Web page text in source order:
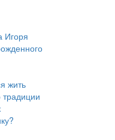
Игоря
жить